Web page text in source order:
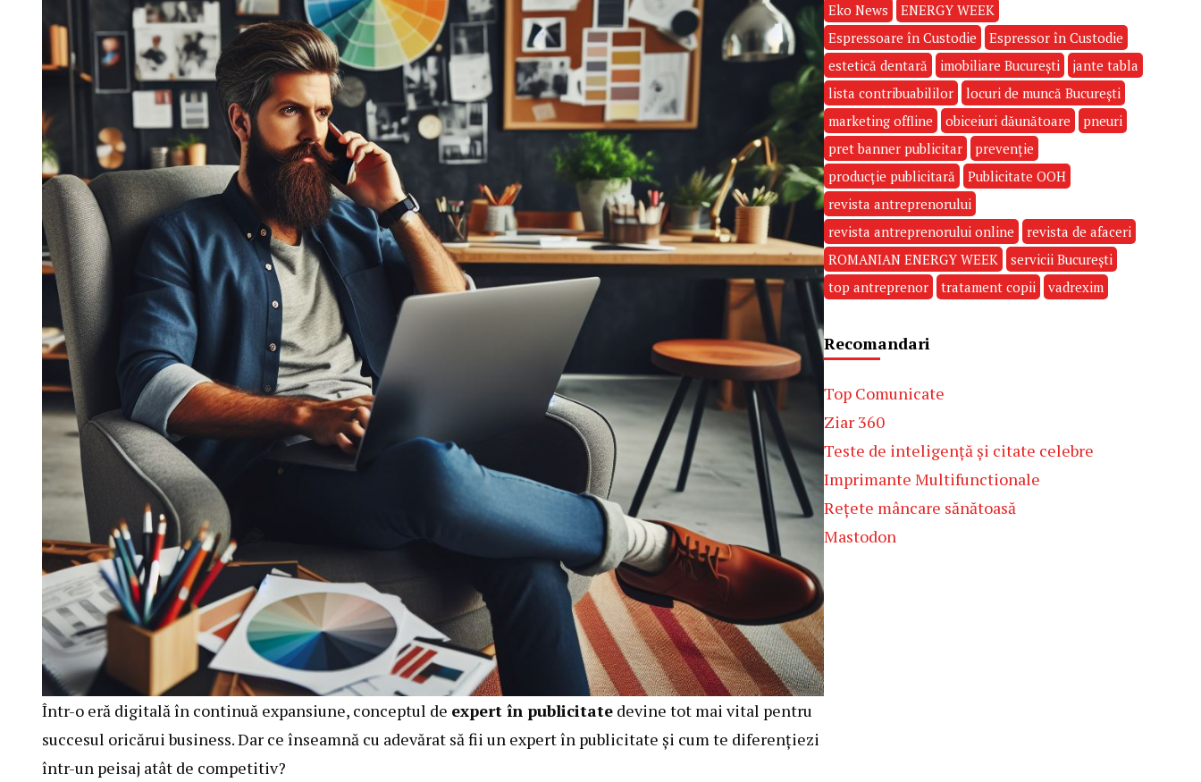
Într-o eră digitală în continuă expansiune, conceptul de expert în publicitate devine tot mai vital pentru
succesul oricărui business. Dar ce înseamnă cu adevărat să fii un expert în publicitate și cum te diferențiezi
într-un peisaj atât de competitiv?
Eko News
ENERGY WEEK
Espressoare în Custodie
Espressor în Custodie
estetică dentară
imobiliare București
jante tabla
lista contribuabililor
locuri de muncă București
marketing offline
obiceiuri dăunătoare
pneuri
pret banner publicitar
prevenție
producție publicitară
Publicitate OOH
revista antreprenorului
revista antreprenorului online
revista de afaceri
ROMANIAN ENERGY WEEK
servicii București
top antreprenor
tratament copii vadrexim
Recomandari
Top Comunicate
Ziar 360
Teste de inteligență și citate celebre
Imprimante Multifunctionale
Rețete mâncare sănătoasă
Mastodon